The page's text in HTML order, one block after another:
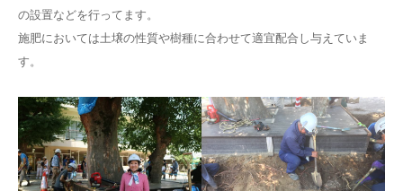
の設置などを行ってます。
施肥においては土壌の性質や樹種に合わせて適宜配合し与えていま
す。